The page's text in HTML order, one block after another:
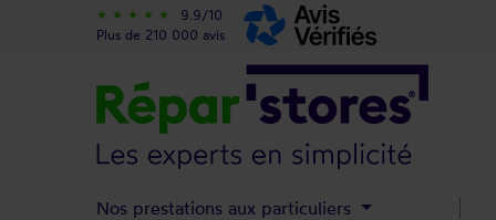
star_rate star_rate star_rate star_rate star_rate
9.9/10
Plus de 210 000 avis
Nos prestations aux particuliers